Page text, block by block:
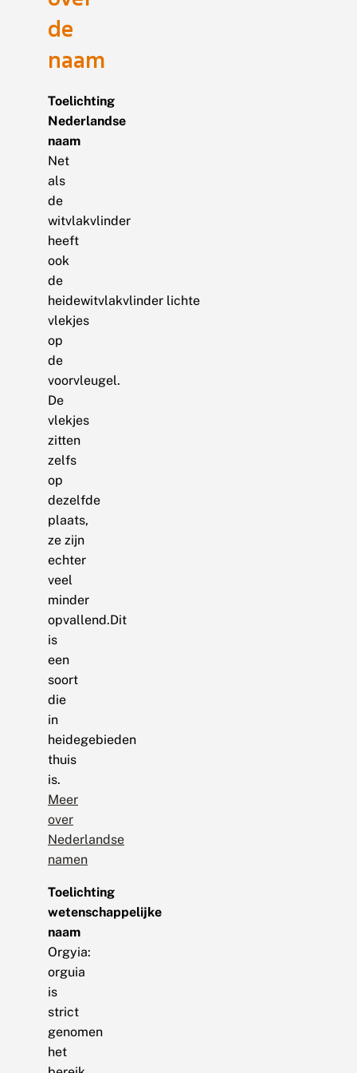
de
naam
Toelichting
Nederlandse
naam
Net
als
de
witvlakvlinder
heeft
ook
de
heidewitvlakvlinder lichte
vlekjes
op
de
voorvleugel.
De
vlekjes
zitten
zelfs
op
dezelfde
plaats,
ze zijn
echter
veel
minder
opvallend.Dit
is
een
soort
die
in
heidegebieden
thuis
is.
Meer
over
Nederlandse
namen
Toelichting
wetenschappelijke
naam
Orgyia:
orguia
is
strict
genomen
het